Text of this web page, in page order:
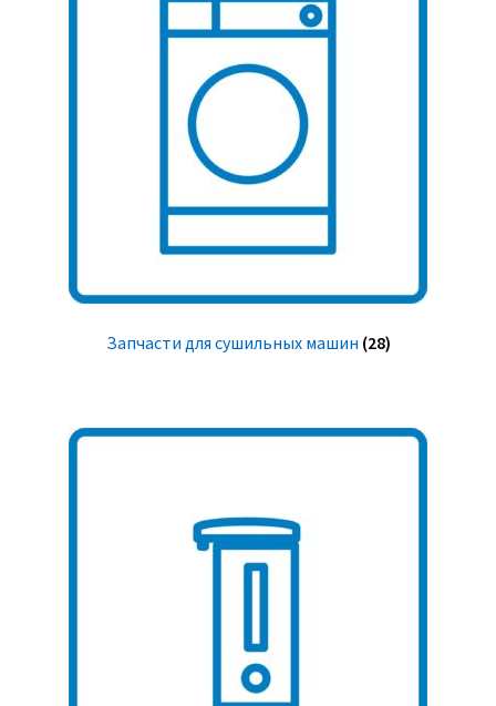
Запчасти для сушильных машин (28)